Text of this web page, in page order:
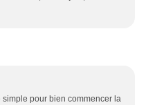
simple pour bien commencer la